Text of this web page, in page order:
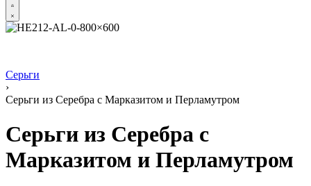
Серьги
›
Серьги из Серебра с Марказитом и Перламутром
Серьги из Серебра с
Марказитом и Перламутром